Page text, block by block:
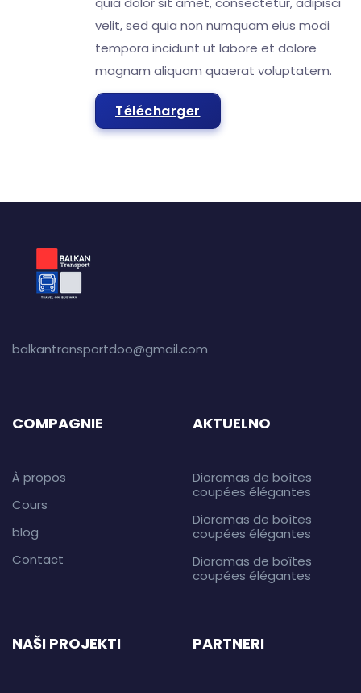
velit, sed quia non numquam eius modi
tempora incidunt ut labore et dolore
magnam aliquam quaerat voluptatem.
Télécharger
balkantransportdoo@gmail.com
COMPAGNIE
À propos
Cours
blog
Contact
AKTUELNO
Dioramas de boîtes
coupées élégantes
Dioramas de boîtes
coupées élégantes
Dioramas de boîtes
coupées élégantes
NAŠI PROJEKTI PARTNERI